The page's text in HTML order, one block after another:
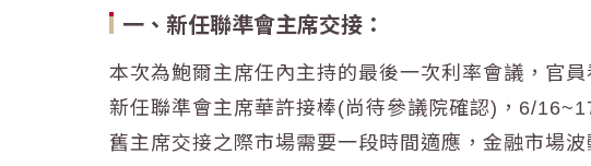
一、新任聯準會主席交接：
本次為鮑爾主席任內主持的最後一次利率會議，官
新任聯準會主席華許接棒(尚待參議院確認)，6/
舊主席交接之際市場需要一段時間適應，金融市場波